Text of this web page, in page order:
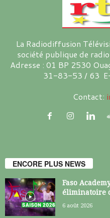
La Radiodiffusion
société publique de
Adresse : 01 BP 2530
31-83-53 / 63
Contact:
ENCORE PLUS NEWS
Faso
éliminatoire
6 août 2026